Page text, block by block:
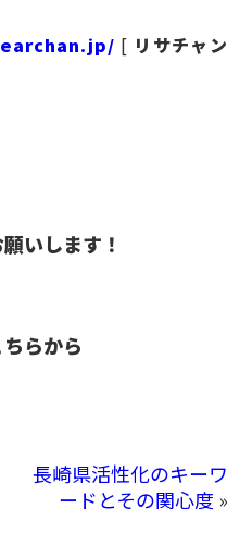
[ リサチャン
いします！
らから
長崎県活性化のキーワ
ードとその関心度 »